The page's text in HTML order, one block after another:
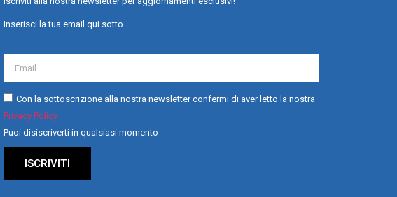
Inserisci la tua email qui sotto.
Con la sottoscrizione alla nostra newsletter confermi di aver letto la nostra
Privacy Policy
Puoi disiscriverti in qualsiasi momento
ISCRIVITI